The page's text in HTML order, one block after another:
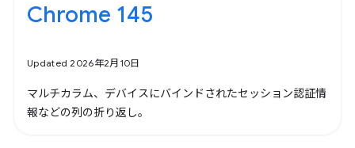
Chrome 145
Updated 2026年2月10日
マルチカラム、デバイスにバインドされたセッション認証情
報などの列の折り返し。